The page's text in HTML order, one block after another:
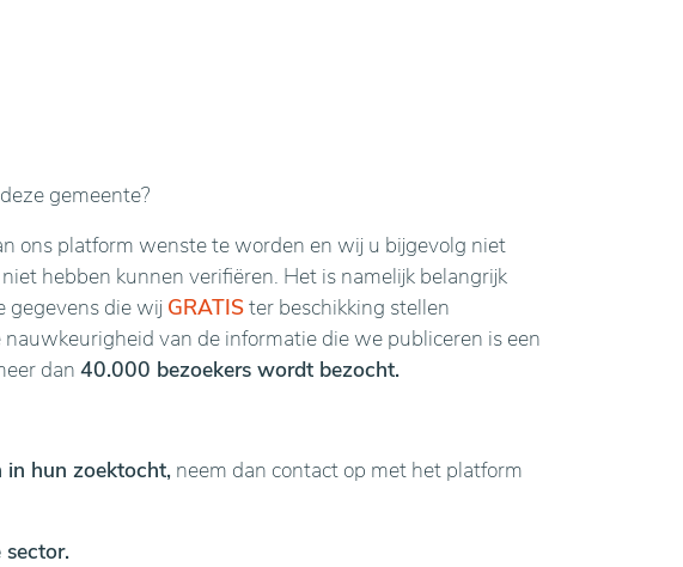
gemeente?
ons platform wenste te worden en wij u bijgevolg niet
hebben kunnen verifiëren. Het is namelijk belangrijk
gegevens die wij GRATISter beschikking stellen
nauwkeurigheid van de informatie die we publiceren is een
dan 40.000 bezoekers wordt bezocht.
in hun zoektocht, neem dan contact op met het platform
sector.